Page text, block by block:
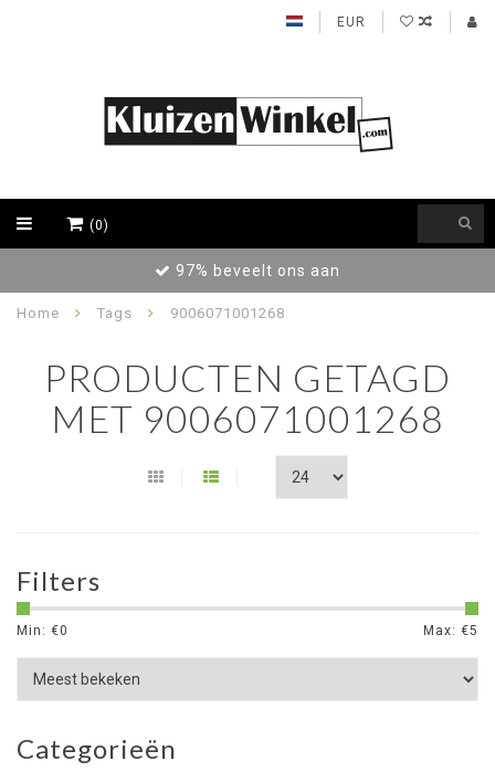
EUR
(0)
97% beveelt ons aan
Home Tags 9006071001268
PRODUCTEN GETAGD
MET 9006071001268
Filters
Min: €0 Max: €5
Categorieën